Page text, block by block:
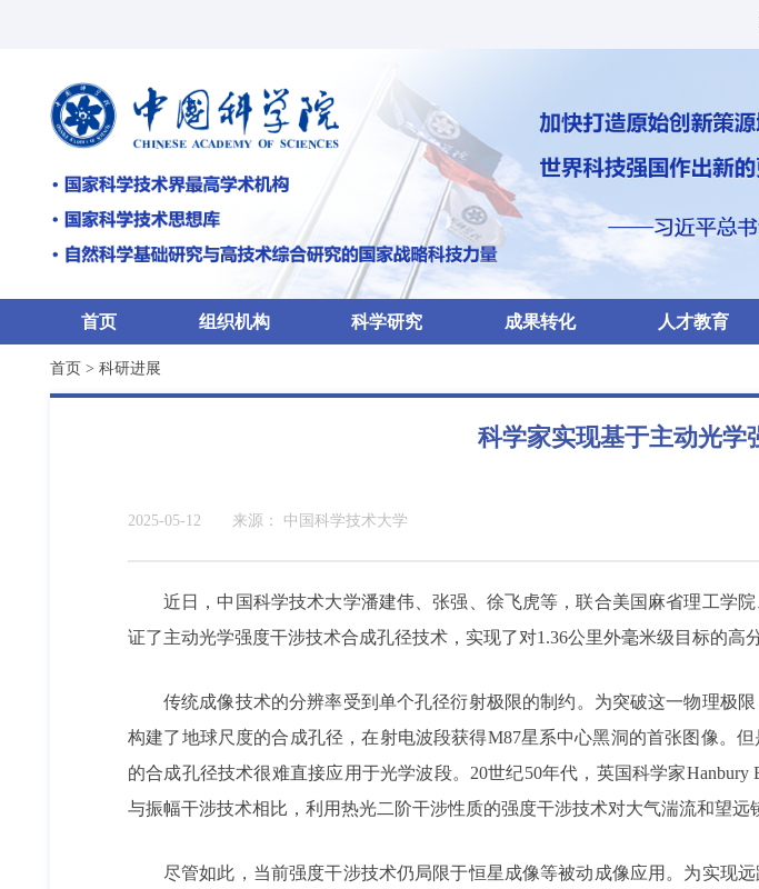
首页 组织机构 科学研究 成果转化 人才教育
首页 > 科研进展
科学家实现基于主动光学
2025-05-12 来源： 中国科学技术大学
近日，中国科学技术大学潘建伟、张强、徐飞虎等，联合美国麻省理工学
证了主动光学强度干涉技术合成孔径技术，实现了对1.36公里外毫米级目标的高
传统成像技术的分辨率受到单个孔径衍射极限的制约。为突破这一物理极
构建了地球尺度的合成孔径，在射电波段获得M87星系中心黑洞的首张图像。
的合成孔径技术很难直接应用于光学波段。20世纪50年代，英国科学家
与振幅干涉技术相比，利用热光二阶干涉性质的强度干涉技术对大气湍流和望
尽管如此，当前强度干涉技术仍局限于恒星成像等被动成像应用。为实现